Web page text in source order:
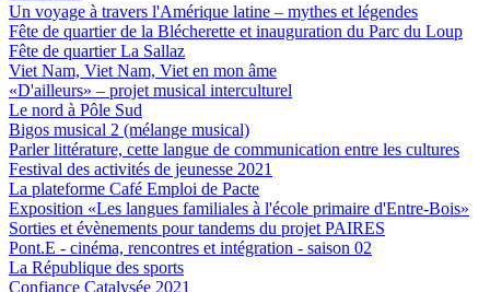
Un voyage à travers l'Amérique latine – mythes et légendes
Fête de quartier de la Blécherette et inauguration du Parc du Loup
Fête de quartier La Sallaz
Viet Nam, Viet Nam, Viet en mon âme
«D'ailleurs» – projet musical interculturel
Le nord à Pôle Sud
Bigos musical 2 (mélange musical)
Parler littérature, cette langue de communication entre les cultures
Festival des activités de jeunesse 2021
La plateforme Café Emploi de Pacte
Exposition «Les langues familiales à l'école primaire d'Entre-Bois»
Sorties et évènements pour tandems du projet PAIRES
Pont.E - cinéma, rencontres et intégration - saison 02
La République des sports
Confiance Catalysée 2021